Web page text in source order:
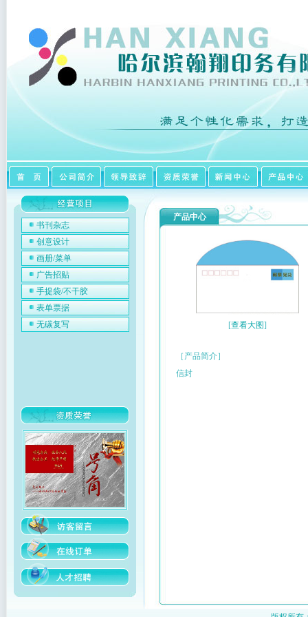
书刊杂志
创意设计
画册/菜单
广告招贴
手提袋/不干胶
表单票据
无碳复写
产品中心
[查看大图]
［产品简介］
信封